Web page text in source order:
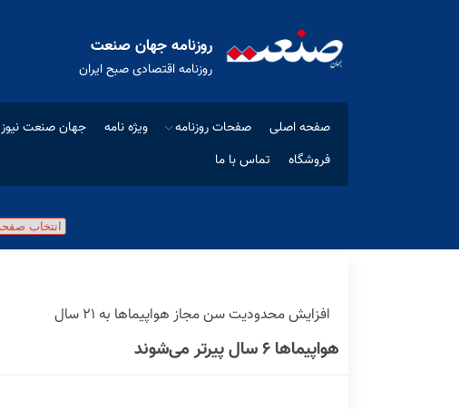
روزنامه جهان صنعت
روزنامه اقتصادی صبح ایران
صفحه اصلی صفحات روزنامه ویژه نامه جهان صنعت نیوز
فروشگاه
تماس با ما
افزایش محدودیت سن مجاز هواپیماها به 21 سال‌‌
هواپیماها ۶ سال پیرتر می‌شوند